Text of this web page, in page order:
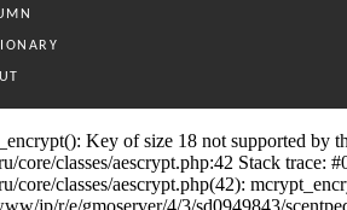
Key of size 18 not supported by
core/classes/aescrypt.php:42 Stack
classes/aescrypt.php(42):
r/e/gmoserver/4/3/sd0949843/